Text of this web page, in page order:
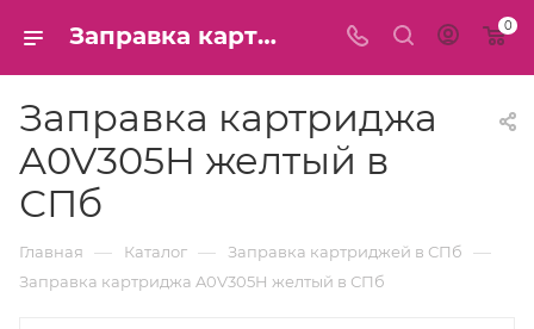
Заправка картриджа A0V305H желтый в СПб 0
Заправка картриджа
A0V305H желтый в
СПб
Главная — Каталог — Заправка картриджей в СПб —
Заправка картриджа A0V305H желтый в СПб